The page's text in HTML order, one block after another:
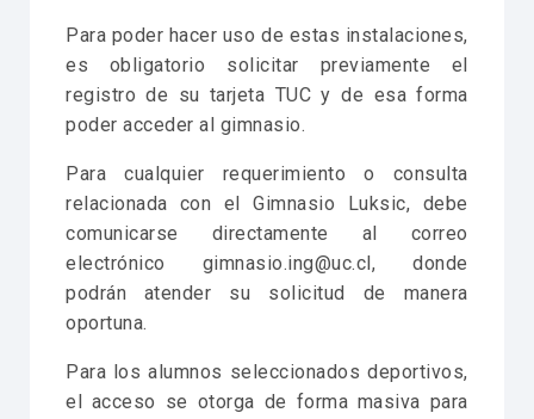
Para poder hacer uso de estas instalaciones,
es obligatorio solicitar previamente el
registro de su tarjeta TUC y de esa forma
poder acceder al gimnasio.
Para cualquier requerimiento o consulta
relacionada con el Gimnasio Luksic, debe
comunicarse directamente al correo
electrónico gimnasio.ing@uc.cl, donde
podrán atender su solicitud de manera
oportuna.
Para los alumnos seleccionados deportivos,
el acceso se otorga de forma masiva para